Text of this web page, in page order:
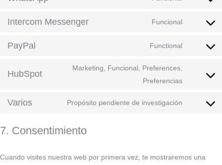
Intercom Messenger Funcional
PayPal Functional
HubSpot
Marketing, Funcional, Preferences,
Preferencias
Varios Propósito pendiente de investigación
7. Consentimiento
Cuando visites nuestra web por primera vez, te mostraremos una